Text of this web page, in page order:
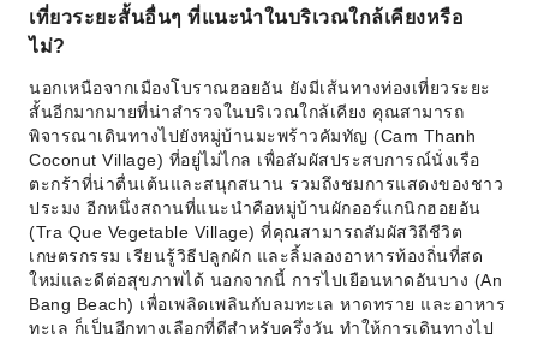
เที่ยวระยะสั้นอื่นๆ ที่แนะนำในบริเวณใกล้เคียงหรือ
ไม่?
นอกเหนือจากเมืองโบราณฮอยอัน ยังมีเส้นทางท่องเที่ยวระยะ
สั้นอีกมากมายที่น่าสำรวจในบริเวณใกล้เคียง คุณสามารถ
พิจารณาเดินทางไปยังหมู่บ้านมะพร้าวคัมทัญ (Cam Thanh
Coconut Village) ที่อยู่ไม่ไกล เพื่อสัมผัสประสบการณ์นั่งเรือ
ตะกร้าที่น่าตื่นเต้นและสนุกสนาน รวมถึงชมการแสดงของชาว
ประมง อีกหนึ่งสถานที่แนะนำคือหมู่บ้านผักออร์แกนิกฮอยอัน
(Tra Que Vegetable Village) ที่คุณสามารถสัมผัสวิถีชีวิต
เกษตรกรรม เรียนรู้วิธีปลูกผัก และลิ้มลองอาหารท้องถิ่นที่สด
ใหม่และดีต่อสุขภาพได้ นอกจากนี้ การไปเยือนหาดอันบาง (An
Bang Beach) เพื่อเพลิดเพลินกับลมทะเล หาดทราย และอาหาร
ทะเล ก็เป็นอีกทางเลือกที่ดีสำหรับครึ่งวัน ทำให้การเดินทางไป